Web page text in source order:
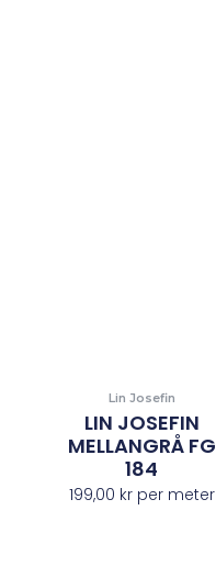
Lin Josefin
LIN JOSEFIN
MELLANGRÅ FG
184
199,00 krper meter